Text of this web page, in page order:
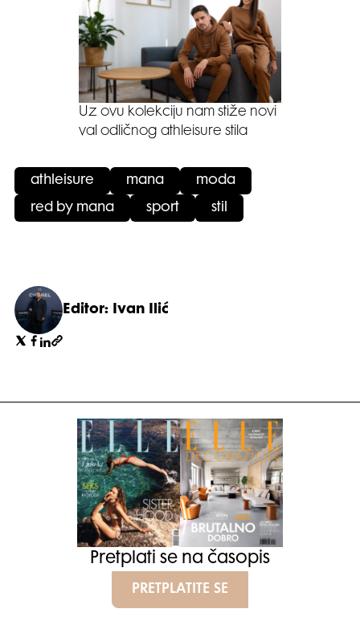
Uz ovu kolekciju nam stiže novi
val odličnog athleisure stila
athleisure mana moda
red by mana sport stil
Editor: Ivan Ilić
Pretplati se na časopis
PRETPLATITE SE